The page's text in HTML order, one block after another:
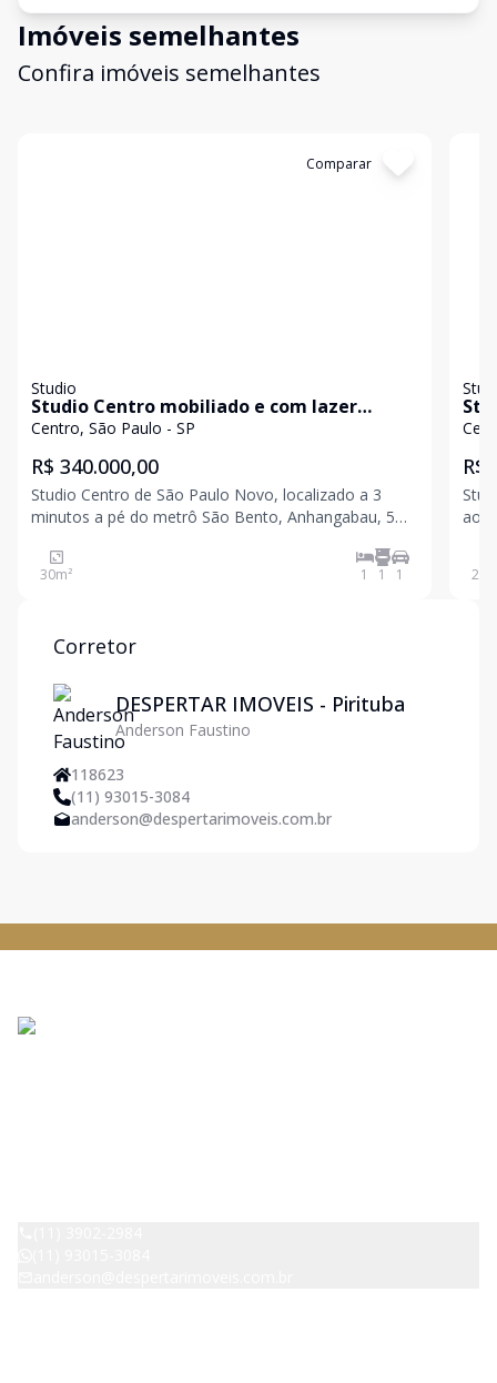
Imóveis semelhantes
Confira imóveis semelhantes
Comparar
Studio
Studio Centro mobiliado e com lazer
completo
Centro, São Paulo - SP
R$ 340.000,00
Studio Centro de São Paulo Novo, localizado a 3
minutos a pé do metrô São Bento, Anhangabau, 5
Condomínio com piscina, academia, market e total
segurança. Excelente para airbnb com rentabilidade g
30m² 1 1 1
R$
ao
28
Corretor
DESPERTAR IMOVEIS - Pirituba
Anderson Faustino
118623
(11) 93015-3084
anderson@despertarimoveis.com.br